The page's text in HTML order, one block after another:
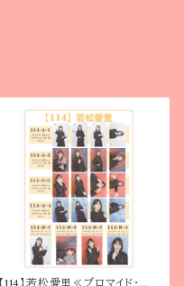
【114】若松愛里≪ブロマイド・ポ